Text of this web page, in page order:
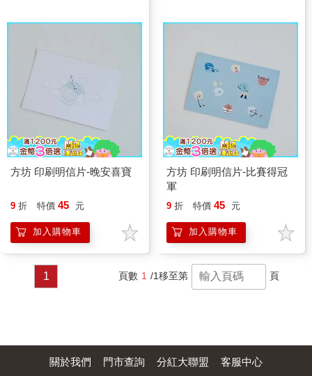
方坊 印刷明信片-晚安喜寶
9 折 特價 45 元
加入購物車
方坊 印刷明信片-比賽得冠
軍
9 折 特價 45 元
加入購物車
1 頁數 1 /1移至第 頁
關於我們 門市查詢 分紅大聯盟 客服中心